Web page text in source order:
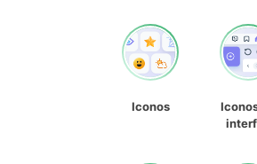
Iconos